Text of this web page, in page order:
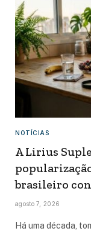
NOTÍCIAS
A Lirius
brasileiro
agosto 7, 2026
Há uma década,